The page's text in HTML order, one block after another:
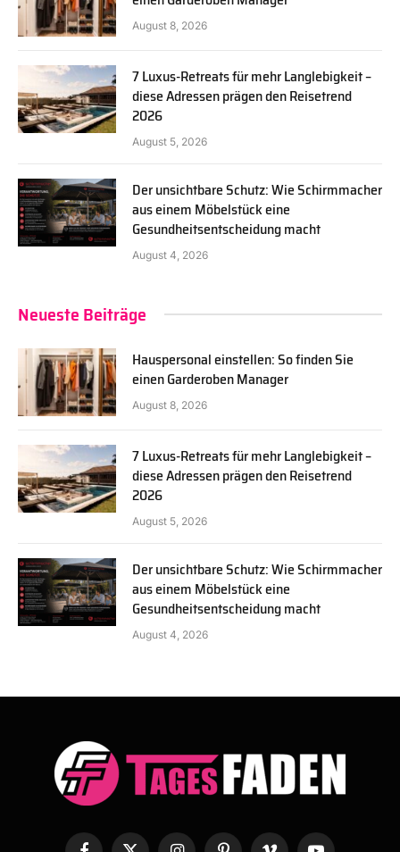
August 8, 2026
7 Luxus-Retreats für mehr Langlebigkeit –
diese Adressen prägen den Reisetrend
2026
August 5, 2026
Der unsichtbare Schutz: Wie Schirmmacher
aus einem Möbelstück eine
Gesundheitsentscheidung macht
August 4, 2026
Neueste Beiträge
Hauspersonal einstellen: So finden Sie
einen Garderoben Manager
August 8, 2026
7 Luxus-Retreats für mehr Langlebigkeit –
diese Adressen prägen den Reisetrend
2026
August 5, 2026
Der unsichtbare Schutz: Wie Schirmmacher
aus einem Möbelstück eine
Gesundheitsentscheidung macht
August 4, 2026